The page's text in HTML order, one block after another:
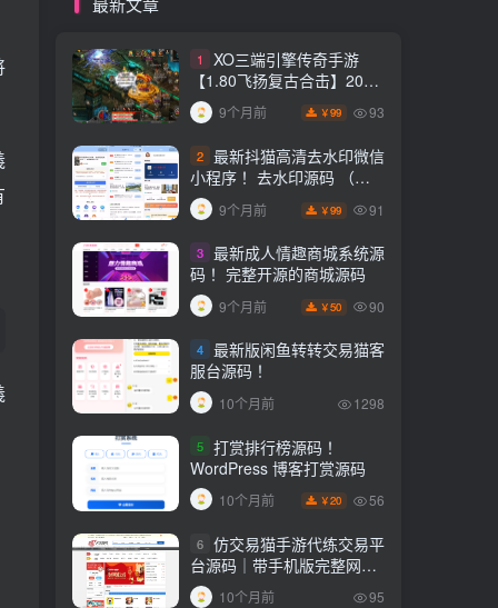
1
XO三端引擎传奇手游
【1.80飞扬复古合击】2025
整理复古服务端+飞扬海岛
+飞扬悬岛+飞扬圣地【站长
9个月前 ￥99 93
2 最新抖猫高清去水印微信
小程序！ 去水印源码 （含
流量主）
9个月前 ￥99 91
3 最新成人情趣商城系统源
码！ 完整开源的商城源码
9个月前 ￥50 90
4 最新版闲鱼转转交易猫客
服台源码！
10个月前 1298
5 打赏排行榜源码！
WordPress 博客打赏源码
10个月前 ￥20 56
6 仿交易猫手游代练交易平
台源码｜带手机版完整网站
源码！
10个月前 95